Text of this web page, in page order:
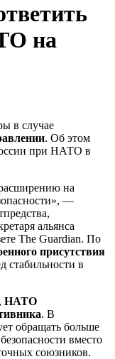
на
в случае
. Об этом
при НАТО в
на
—
альянса
The Guardian. По
присутствия
стабильности в
НАТО
. В
обращать больше
вместо
союзников.